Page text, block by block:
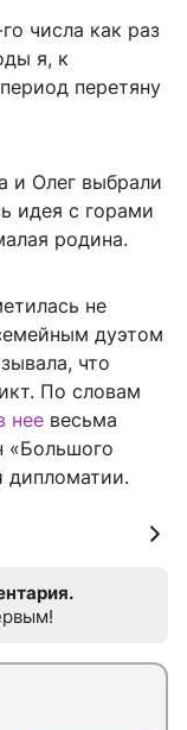
числа как раз
я, к
перетяну
и Олег выбрали
идея с горами
родина.
не
дуэтом
что
По словам
нее весьма
«Большого
дипломатии.